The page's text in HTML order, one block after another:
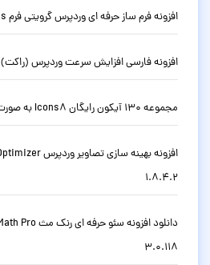
افزونه فرم ساز حرفه ای وردپرس گرویتی فرم Gravity Forms نسخه 3.0.0
افزونه فارسی افزایش سرعت وردپرس (راکت) WP Rocket نسخه 3.23.1
مجموعه 130 آیکون رایگان Icons8 به صورت SVG
1.8.4.2
3.0.118